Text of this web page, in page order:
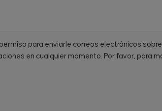
para enviarle correos electrónicos
en cualquier momento. Por favor, para